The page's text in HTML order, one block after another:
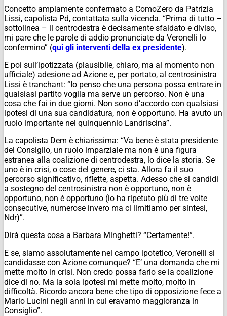
Concetto ampiamente confermato a ComoZero da Patrizia
Lissi, capolista Pd, contattata sulla vicenda. “Prima di tutto –
sottolinea – il centrodestra è decisamente sfaldato e diviso,
mi pare che le parole di addio pronunciate da Veronelli lo
confermino” (qui gli interventi della ex presidente).
E poi sull’ipotizzata (plausibile, chiaro, ma al momento non
ufficiale) adesione ad Azione e, per portato, al centrosinistra
Lissi è tranchant: “Io penso che una persona possa entrare in
qualsiasi partito voglia ma serve un percorso. Non è una
cosa che fai in due giorni. Non sono d’accordo con qualsiasi
ipotesi di una sua candidatura, non è opportuno. Ha avuto un
ruolo importante nel quinquennio Landriscina”.
La capolista Dem è chiarissima: “Va bene è stata presidente
del Consiglio, un ruolo imparziale ma non è una figura
estranea alla coalizione di centrodestra, lo dice la storia. Se
uno è in crisi, o cose del genere, ci sta. Allora fa il suo
percorso significativo, riflette, aspetta. Adesso che si candidi
a sostegno del centrosinistra non è opportuno, non è
opportuno, non è opportuno (lo ha ripetuto più di tre volte
consecutive, numerose invero ma ci limitiamo per sintesi,
Ndr)”.
Dirà questa cosa a Barbara Minghetti? “Certamente!”.
E se, siamo assolutamente nel campo ipotetico, Veronelli si
candidasse con Azione comunque? “E’ una domanda che mi
mette molto in crisi. Non credo possa farlo se la coalizione
dice di no. Ma la sola ipotesi mi mette molto, molto in
difficoltà. Ricordo ancora bene che tipo di opposizione fece a
Mario Lucini negli anni in cui eravamo maggioranza in
Consiglio”.